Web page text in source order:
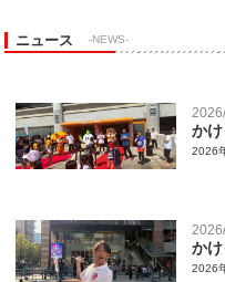
ニュース -NEWS-
か
2026
か
2026